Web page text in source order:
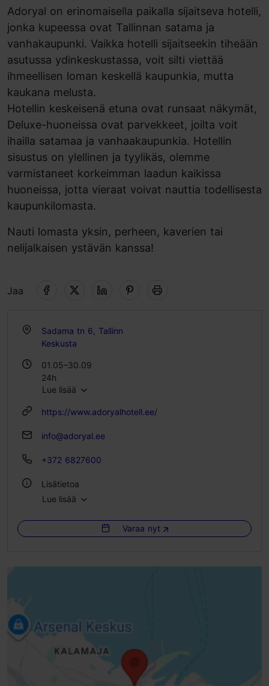
Adoryal on erinomaisella paikalla sijaitseva hotelli,
jonka kupeessa ovat Tallinnan satama ja
vanhakaupunki. Vaikka hotelli sijaitseekin tiheään
asutussa ydinkeskustassa, voit silti viettää
ihmeellisen loman keskellä kaupunkia, mutta
kaukana melusta.
Hotellin keskeisenä etuna ovat runsaat näkymät,
Deluxe-huoneissa ovat parvekkeet, joilta voit
ihailla satamaa ja vanhaakaupunkia. Hotellin
sisustus on ylellinen ja tyylikäs, olemme
varmistaneet korkeimman laadun kaikissa
huoneissa, jotta vieraat voivat nauttia todellisesta
kaupunkilomasta.
Nauti lomasta yksin, perheen, kaverien tai
nelijalkaisen ystävän kanssa!
Jaa
Sadama tn 6, Tallinn
Keskusta
01.05–30.09
24h
24h
Lue lisää
https://www.adoryalhotell.ee/
info@adoryal.ee
+372 6827600
Lisätietoa
Vuodepaikkoja: 108
Lue lisää
Varaa nyt